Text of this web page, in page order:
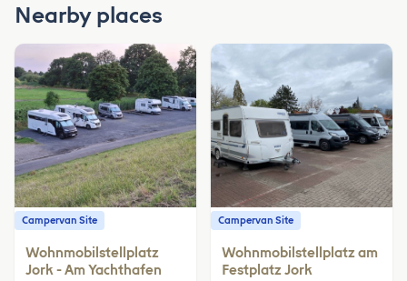
Nearby places
Campervan Site
Wohnmobilstellplatz
Jork - Am Yachthafen
Campervan Site
Wohnmobilstellplatz am
Festplatz Jork